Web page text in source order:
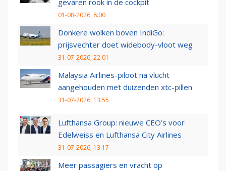
gevaren rook in de cockpit
01-08-2026, 8:00
Donkere wolken boven IndiGo:
prijsvechter doet widebody-vloot weg
31-07-2026, 22:01
Malaysia Airlines-piloot na vlucht
aangehouden met duizenden xtc-pillen
31-07-2026, 13:55
Lufthansa Group: nieuwe CEO’s voor
Edelweiss en Lufthansa City Airlines
31-07-2026, 13:17
Meer passagiers en vracht op